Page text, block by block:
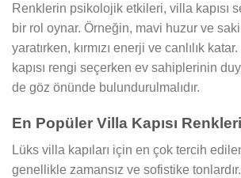
Renklerin psikolojik etkileri, villa kapısı
bir rol oynar. Örneğin, mavi huzur ve
yaratırken, kırmızı enerji ve canlılık
kapısı rengi seçerken ev sahiplerinin
de göz önünde bulundurulmalıdır.
En Popüler Villa Kapısı Renkleri
Lüks villa kapıları için en çok tercih
genellikle zamansız ve sofistike